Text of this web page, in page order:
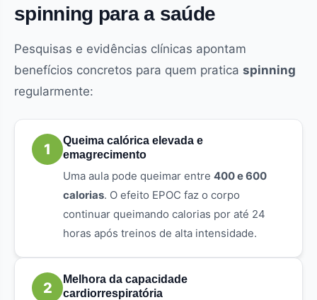
spinning para a saúde
Pesquisas e evidências clínicas apontam
benefícios concretos para quem pratica spinning
regularmente:
1
Queima calórica elevada e
emagrecimento
Uma aula pode queimar entre 400 e 600
calorias. O efeito EPOC faz o corpo
continuar queimando calorias por até 24
horas após treinos de alta intensidade.
2
Melhora da capacidade
cardiorrespiratória